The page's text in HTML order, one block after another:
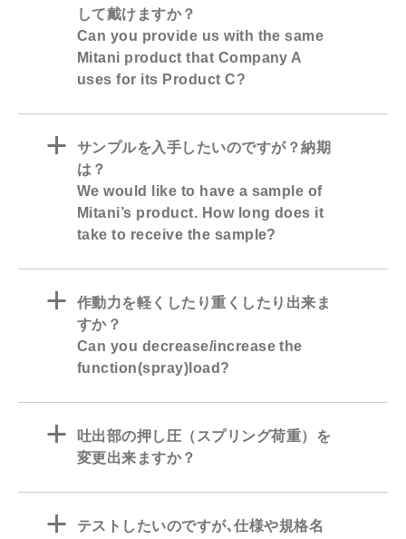
して戴けますか？
Can you provide us with the same
Mitani product that Company A
uses for its Product C?
a
サンプルを入手したいのですが？納期
は？
We would like to have a sample of
Mitani’s product. How long does it
take to receive the sample?
a
作動力を軽くしたり重くしたり出来ま
すか？
Can you decrease/increase the
function(spray)load?
a
吐出部の押し圧（スプリング荷重）を
変更出来ますか？
a
テストしたいのですが､仕様や規格名